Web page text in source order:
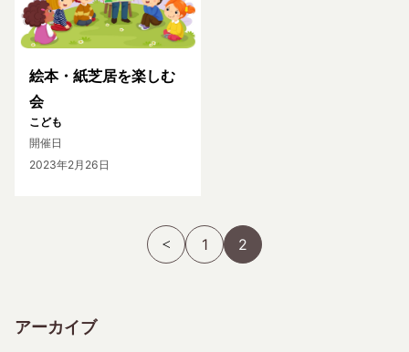
絵本・紙芝居を楽しむ
会
こども
開催日
2023年2月26日
1 2
アーカイブ